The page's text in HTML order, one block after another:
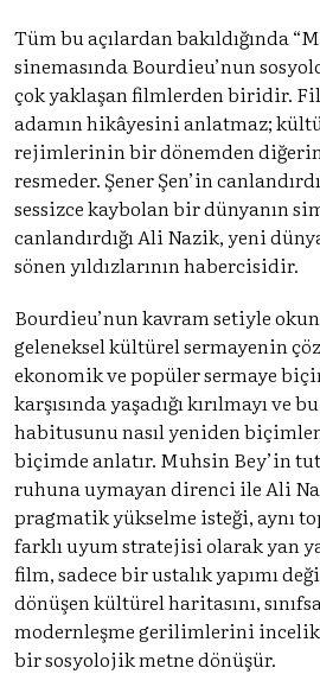
Tüm bu açılardan bakıldığında
sinemasında Bourdieu’nun
çok yaklaşan filmlerden biridir.
adamın hikâyesini anlatmaz;
rejimlerinin bir dönemden
resmeder. Şener Şen’in
sessizce kaybolan bir dünyanın
canlandırdığı Ali Nazik, yeni
sönen yıldızlarının habercisidir.
Bourdieu’nun kavram setiyle
geleneksel kültürel sermayenin
ekonomik ve popüler sermaye
karşısında yaşadığı kırılmayı ve
habitusunu nasıl yeniden
biçimde anlatır. Muhsin Bey’in
ruhuna uymayan direnci ile Ali
pragmatik yükselme isteği, aynı
farklı uyum stratejisi olarak yan
film, sadece bir ustalık yapımı
dönüşen kültürel haritasını,
modernleşme gerilimlerini
bir sosyolojik metne dönüşür.